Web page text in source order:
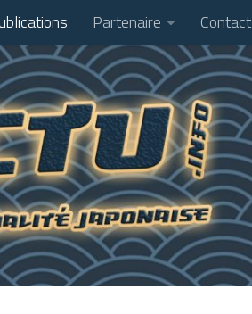
Partenaire Contact